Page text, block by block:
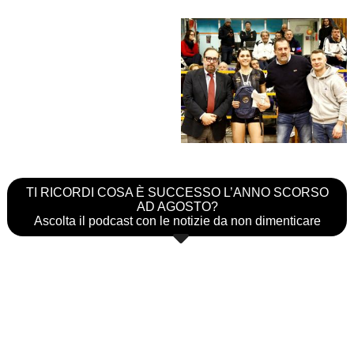
TI RICORDI COSA È SUCCESSO L’ANNO SCORSO
AD AGOSTO?
Ascolta il podcast con le notizie da non dimenticare